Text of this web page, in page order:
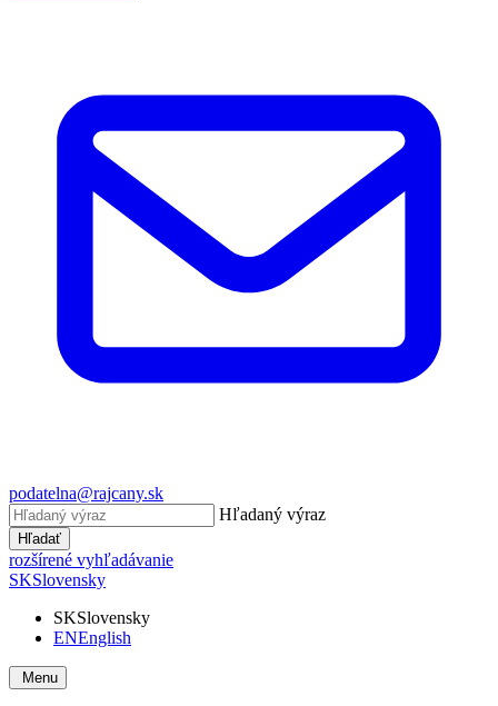
podatelna@rajcany.sk
Hľadaný výraz
Hľadať
rozšírené vyhľadávanie
SKSlovensky
SKSlovensky
ENEnglish
Menu